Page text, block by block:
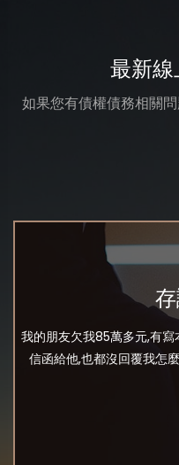
最新
如果您有債權債務相關
我的朋友欠我85萬多元,有
信函給他,也都沒回覆我怎